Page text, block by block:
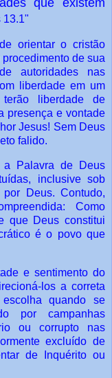
13.1"
orientar o cristão
de sua
autoridades nas
liberdade em um
terão liberdade de
presença e vontade
Jesus! Sem Deus
falido.
a Palavra de Deus
inclusive sob
por Deus. Contudo,
Como
que Deus constitui
é o povo que
e sentimento do
los a correta
quando se
por campanhas
ou corrupto nas
excluído de
de Inquérito ou